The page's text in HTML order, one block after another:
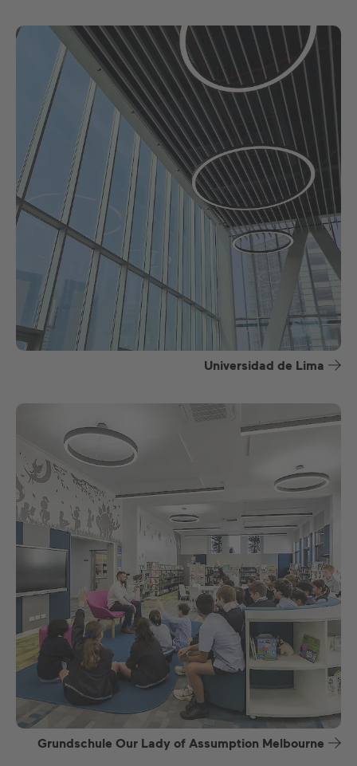
Universidad de Lima
Grundschule Our Lady of Assumption Melbourne